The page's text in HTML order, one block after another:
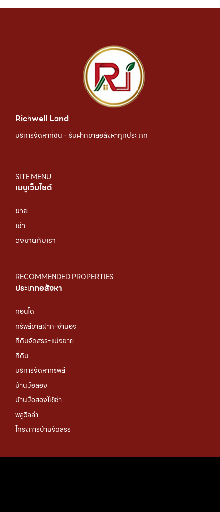
Richwell Land
บริการจัดหาที่ดิน - รับฝากขายอสังหาทุกประเภท
SITE MENU
เมนูเว็บไซต์
ขาย
เช่า
ลงขายกับเรา
RECOMMENDED PROPERTIES
ประเภทอสังหา
คอนโด
ทรัพย์ขายฝาก-จำนอง
ที่ดินจัดสรร-แบ่งขาย
ที่ดิน
บริการจัดหาทรัพย์
บ้านมือสอง
บ้านมือสองให้เช่า
พลูวิลล่า
โครงการบ้านจัดสรร